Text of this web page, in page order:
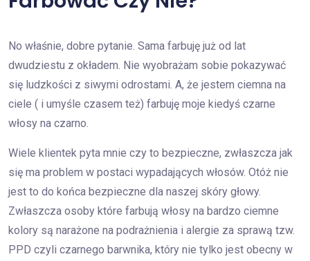
No właśnie, dobre pytanie. Sama farbuję już od lat
dwudziestu z okładem. Nie wyobrażam sobie pokazywać
się ludzkości z siwymi odrostami. A, że jestem ciemna na
ciele ( i umyśle czasem też) farbuję moje kiedyś czarne
włosy na czarno.
Wiele klientek pyta mnie czy to bezpieczne, zwłaszcza jak
się ma problem w postaci wypadających włosów. Otóż nie
jest to do końca bezpieczne dla naszej skóry głowy.
Zwłaszcza osoby które farbują włosy na bardzo ciemne
kolory są narażone na podrażnienia i alergie za sprawą tzw.
PPD czyli czarnego barwnika, który nie tylko jest obecny w